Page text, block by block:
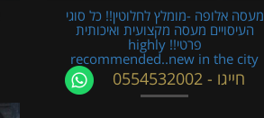
מעסה אלופה -מומלץ לחלוטין!! כל סוגי
העיסויים מעסה מקצועית ואיכותית
פרטי!! highly
recommended..new in the city
חייגו - 0554532002